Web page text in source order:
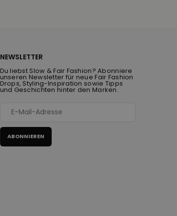
NEWSLETTER
Du liebst Slow & Fair Fashion? Abonniere
unseren Newsletter für neue Fair Fashion
Drops, Styling-Inspiration sowie Tipps
und Geschichten hinter den Marken.
ABONNIEREN